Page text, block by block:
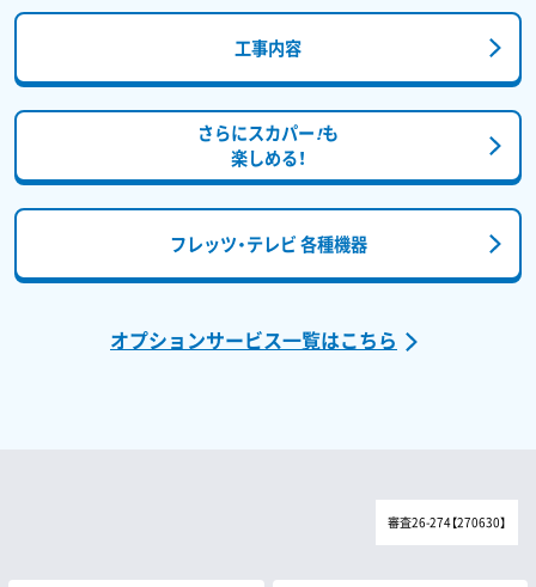
工事内容
さらにスカパー！も
楽しめる！
フレッツ・テレビ 各種機器
オプションサービス一覧はこちら
審査26-274【270630】